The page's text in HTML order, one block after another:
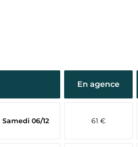
En agence
Samedi 06/12 61 €